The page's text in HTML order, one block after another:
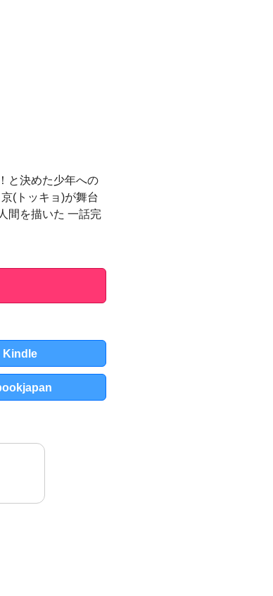
と決めた少年への
(トッキョ)が舞台
間を描いた 一話完
Kindle